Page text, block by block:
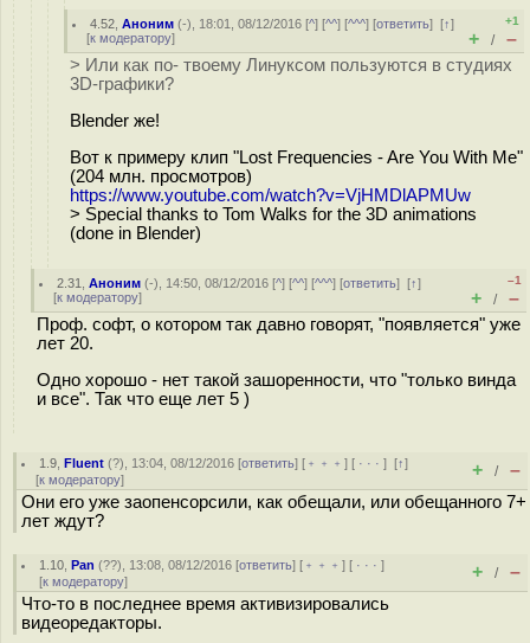
4.52 ,Аноним (-), 18:01, 08/12/2016 [^] [^^] [^^^] [ответить][↑]
[к модератору]
+1
+ / –
> Или как по- твоему Линуксом пользуются в студиях
3D-графики?
Blender же!
Вот к примеру клип "Lost Frequencies - Are You With Me"
(204 млн. просмотров)
https://www.youtube.com/watch?v=VjHMDlAPMUw
> Special thanks to Tom Walks for the 3D animations
(done in Blender)
2.31 ,Аноним (-), 14:50, 08/12/2016 [^] [^^] [^^^] [ответить][↑]
[к модератору]
–1
+ / –
Проф. софт, о котором так давно говорят, "появляется" уже
лет 20.
Одно хорошо - нет такой зашоренности, что "только винда
и все". Так что еще лет 5 )
1.9 ,Fluent (?), 13:04, 08/12/2016 [ответить] [ ﹢﹢﹢] [ · · ·][↑]
[к модератору] + / –
Они его уже заопенсорсили, как обещали, или обещанного 7+
лет ждут?
1.10 ,Pan (??), 13:08, 08/12/2016 [ответить] [ ﹢﹢﹢] [ · · ·]
[к модератору] + / –
Что-то в последнее время активизировались
видеоредакторы.